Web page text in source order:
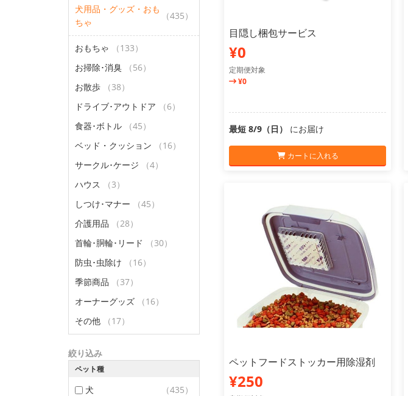
犬用品・グッズ・おも
ちゃ
（435）
おもちゃ
（133）
お掃除･消臭
（56）
お散歩
（38）
ドライブ･アウトドア
（6）
食器･ボトル
（45）
ベッド・クッション
（16）
サークル･ケージ
（4）
ハウス
（3）
しつけ･マナー
（45）
介護用品
（28）
首輪･胴輪･リード
（30）
防虫･虫除け
（16）
季節商品
（37）
オーナーグッズ
（16）
その他
（17）
絞り込み
ペット種
犬 （435）
目隠し梱包サービス
¥0
定期便対象
¥0
最短 8/9（日） にお届け
カートに入れる
ペットフードストッカー用除湿剤
¥250